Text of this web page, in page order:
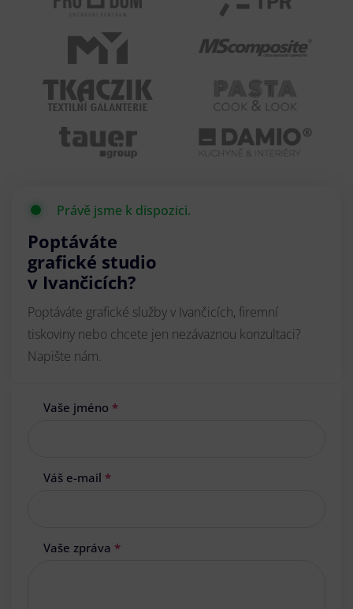
Právě jsme k dispozici.
Poptáváte
grafické studio
v Ivančicích?
Poptáváte grafické služby v Ivančicích, firemní
tiskoviny nebo chcete jen nezávaznou konzultaci?
Napište nám.
Vaše jméno *
Váš e-mail *
Vaše zpráva *